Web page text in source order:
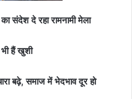
संदेश दे रहा रामनामी मेला
भी हैं खुशी
बढ़े, समाज में भेदभाव दूर हो